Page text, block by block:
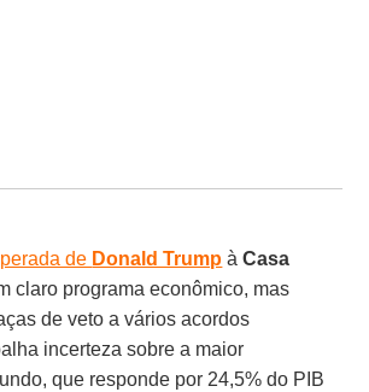
de Donald Trump àCasa
claro programa econômico, mas
de veto a vários acordos
incerteza sobre a maior
que responde por 24,5% do PIB